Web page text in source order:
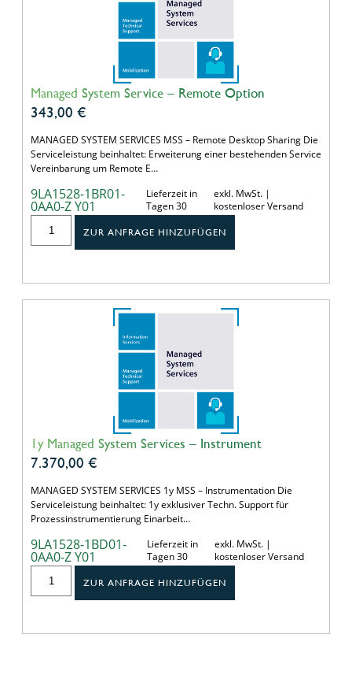
Managed System Service – Remote Option
343,00 €
MANAGED SYSTEM SERVICES MSS – Remote Desktop Sharing Die
Serviceleistung beinhaltet: Erweiterung einer bestehenden Service
Vereinbarung um Remote E…
9LA1528-1BR01-
0AA0-Z Y01
Lieferzeit in
Tagen 30
exkl. MwSt. |
kostenloser Versand
ZUR ANFRAGE HINZUFÜGEN
1y Managed System Services – Instrument
7.370,00 €
MANAGED SYSTEM SERVICES 1y MSS – Instrumentation Die
Serviceleistung beinhaltet: 1y exklusiver Techn. Support für
Prozessinstrumentierung Einarbeit…
9LA1528-1BD01-
0AA0-Z Y01
Lieferzeit in
Tagen 30
exkl. MwSt. |
kostenloser Versand
ZUR ANFRAGE HINZUFÜGEN